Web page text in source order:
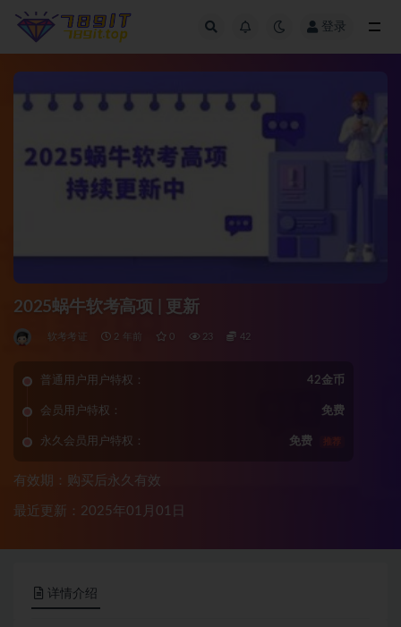
登录
2025蜗牛软考高项 | 更新
软考考证 2 年前 0 23 42
普通用户用户特权： 42金币
会员用户特权： 免费
永久会员用户特权： 免费 推荐
有效期：购买后永久有效
最近更新：2025年01月01日
详情介绍